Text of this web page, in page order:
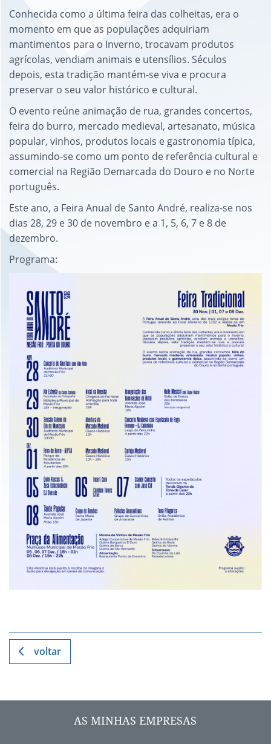
Conhecida como a última feira das colheitas, era o
momento em que as populações adquiriam
mantimentos para o Inverno, trocavam produtos
agrícolas, vendiam animais e utensílios. Séculos
depois, esta tradição mantém-se viva e procura
preservar o seu valor histórico e cultural.
O evento reúne animação de rua, grandes concertos,
feira do burro, mercado medieval, artesanato, música
popular, vinhos, produtos locais e gastronomia típica,
assumindo-se como um ponto de referência cultural e
comercial na Região Demarcada do Douro e no Norte
português.
Este ano, a Feira Anual de Santo André, realiza-se nos
dias 28, 29 e 30 de novembro e a 1, 5, 6, 7 e 8 de
dezembro.
Programa:
voltar
AS MINHAS EMPRESAS